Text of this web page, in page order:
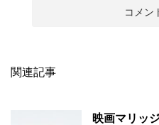
関連記事
映画マリッ